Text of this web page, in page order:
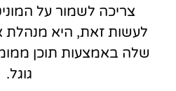
צריכה לשמור על
לעשות זאת, היא מנהלת
שלה באמצעות תוכן
גוגל.